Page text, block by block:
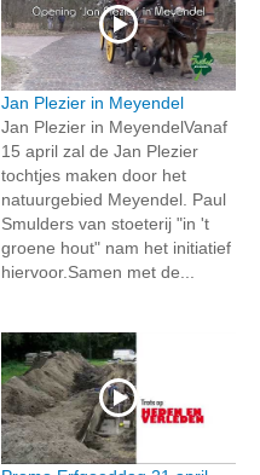
Jan Plezier in Meyendel
Jan Plezier in MeyendelVanaf
15 april zal de Jan Plezier
tochtjes maken door het
natuurgebied Meyendel. Paul
Smulders van stoeterij "in 't
groene hout" nam het initiatief
hiervoor.Samen met de...